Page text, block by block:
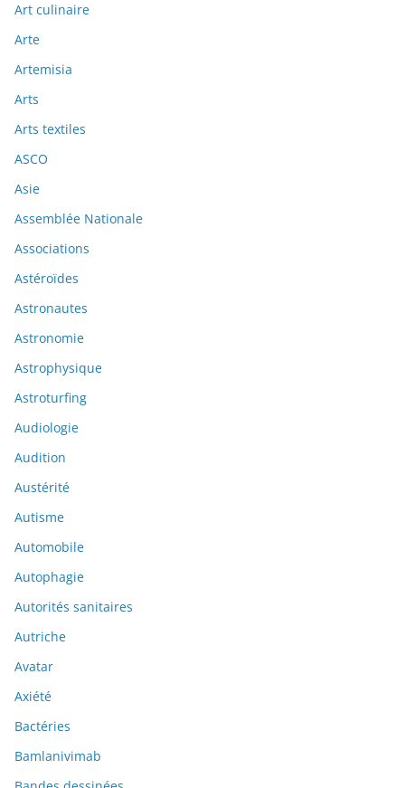
Art culinaire
Arte
Artemisia
Arts
Arts textiles
ASCO
Asie
Assemblée Nationale
Associations
Astéroïdes
Astronautes
Astronomie
Astrophysique
Astroturfing
Audiologie
Audition
Austérité
Autisme
Automobile
Autophagie
Autorités sanitaires
Autriche
Avatar
Axiété
Bactéries
Bamlanivimab